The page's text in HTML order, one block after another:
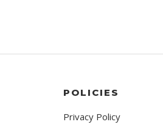
POLICIES
Privacy Policy